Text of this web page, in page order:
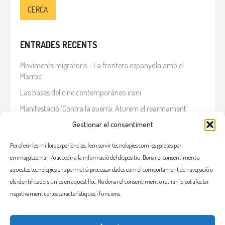
Gestionar el consentiment
Per oferir les millors experiències, fem servir tecnologies com les galetes per
emmagatzemar i/o accedir a la informació del dispositiu. Donar el consentiment a
aquestes tecnologies ens permetrà processar dades com el comportament de navegació o
els identificadors únics en aquest lloc. No donar el consentiment o retirar-lo pot afectar
negativament certes característiques i funcions.
ENTRADES RECENTS
Moviments migratoris – La frontera espanyola amb el
Marroc
Las bases del cine contemporáneo iraní
Manifestació ‘Contra la guerra. Aturem el rearmament’
En solidaritat amb el Líban
Què està passant a l’Iran?
COMENTARIS RECENTS